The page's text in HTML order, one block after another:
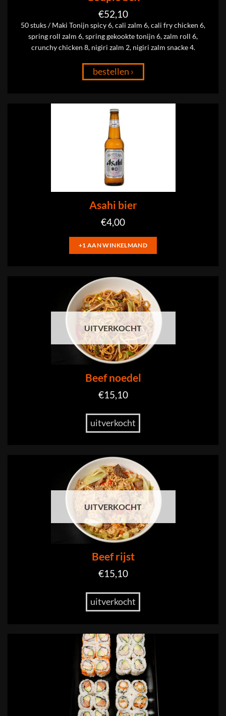
€52,10
50 stuks / Maki Tonijn spicy 6, cali zalm 6, cali fry chicken 6,
spring roll zalm 6, spring gekookte tonijn 6, zalm roll 6,
crunchy chicken 8, nigiri zalm 2, nigiri zalm snacke 4.
bestellen ›
Asahi bier
€4,00
+1 AAN WINKELMAND
UITVERKOCHT
Beef noedel
€15,10
uitverkocht
UITVERKOCHT
Beef rijst
€15,10
uitverkocht